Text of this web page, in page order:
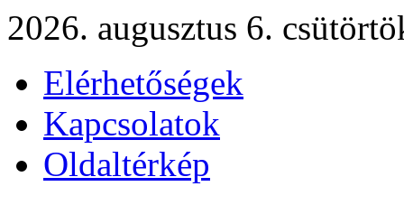
2026. augusztus 6.
Elérhetőségek
Kapcsolatok
Oldaltérkép